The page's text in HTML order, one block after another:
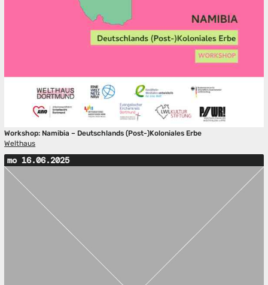
Workshop: Namibia – Deutschlands (Post-)Koloniales Erbe
Welthaus
mo 16.06.2025